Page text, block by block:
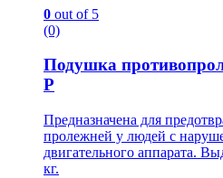
0 out of 5
(0)
Подушка
P
Предназначена для
пролежней у людей с
двигательного аппарата.
кг.